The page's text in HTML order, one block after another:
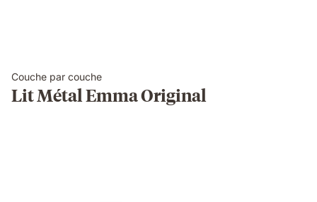
Couche par couche
Lit Métal Emma Original